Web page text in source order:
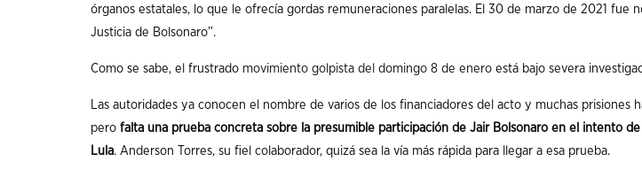
órganos estatales, lo que le ofrecía gordas remuneraciones paralelas. El 30 de marzo de 2021 fue
Justicia de Bolsonaro”.
Como se sabe, el frustrado movimiento golpista del domingo 8 de enero está bajo severa
Las autoridades ya conocen el nombre de varios de los financiadores del acto y muchas prisiones
pero falta una prueba concreta sobre la presumible participación de Jair Bolsonaro en el intento
Lula. Anderson Torres, su fiel colaborador, quizá sea la vía más rápida para llegar a esa prueba.